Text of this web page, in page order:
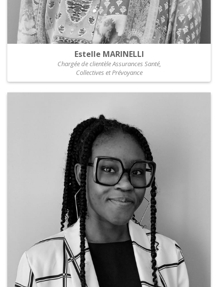
Estelle MARINELLI
Chargée de clientèle Assurances Santé,
Collectives et Prévoyance